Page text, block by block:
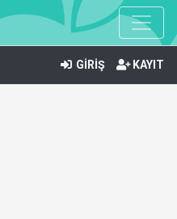
GİRİŞ KAYIT